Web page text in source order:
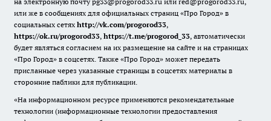
или же в сообщениях для официальных страниц «Про Город» в
социальных сетях http://vk.com/progorod33,
https://ok.ru/progorod33, https://t.me/progorod_33, автоматически
будет являться согласием на их размещение на сайте и на страницах
«Про Город» в соцсетях. Также «Про Город» может передать
присланные через указанные страницы в соцсетях материалы в
сторонние паблики для публикации.
«На информационном ресурсе применяются рекомендательные
технологии (информационные технологии предоставления